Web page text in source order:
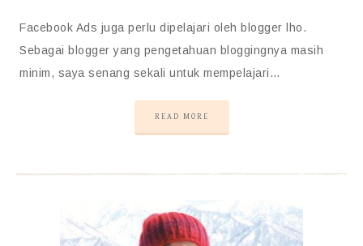
Facebook Ads juga perlu dipelajari oleh blogger lho.
Sebagai blogger yang pengetahuan bloggingnya masih
minim, saya senang sekali untuk mempelajari…
READ MORE